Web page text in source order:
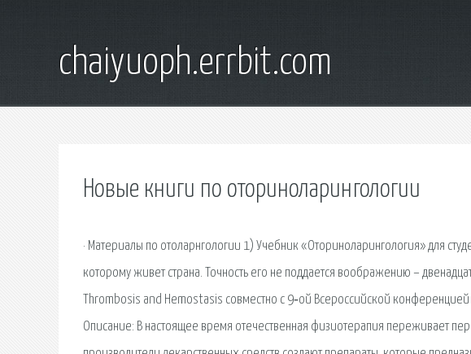
chaiyuoph.errbit.com
Новые книги по оториноларингологии
· Материалы по отоларнгологии 1) Учебник «Оториноларингология» для
которому живет страна. Точность его не поддается воображению –
Thrombosis and Hemostasis совместно с 9‑ой Всероссийской
Описание: В настоящее время отечественная физиотерапия переживает